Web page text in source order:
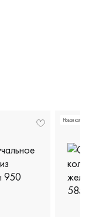
Новая коллекция